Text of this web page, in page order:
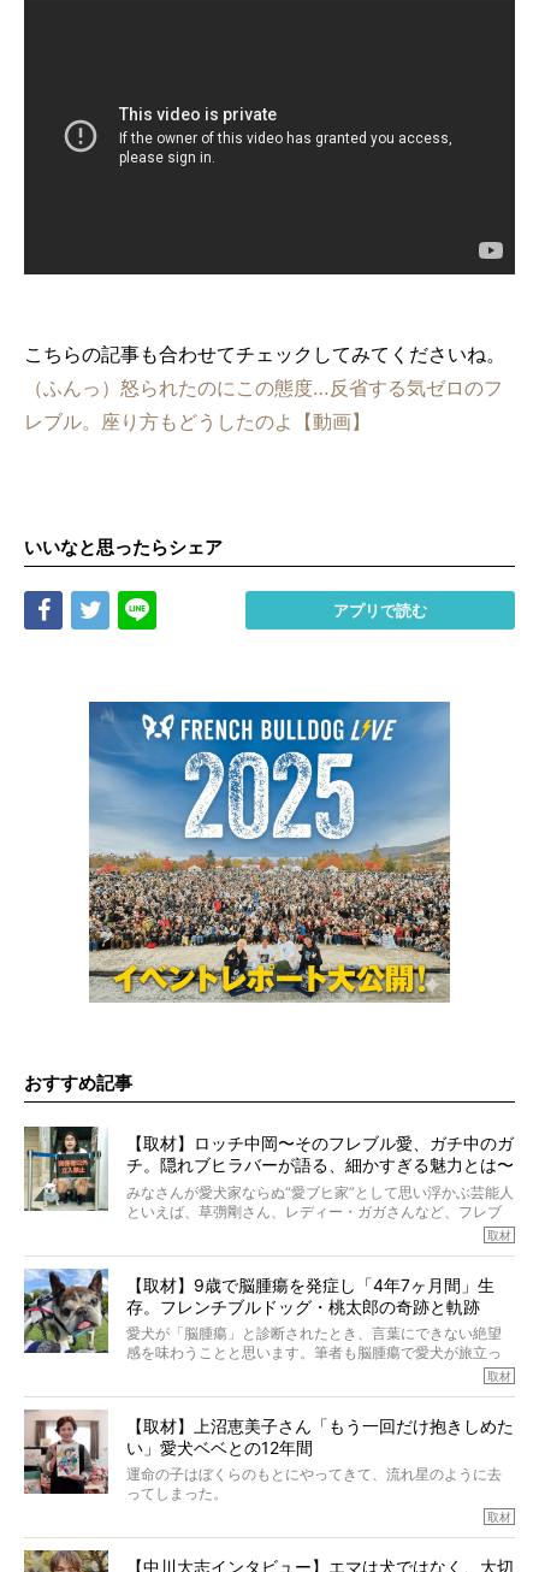
こちらの記事も合わせてチェックしてみてくださいね。
（ふんっ）怒られたのにこの態度…反省する気ゼロのフ
レブル。座り方もどうしたのよ【動画】
いいなと思ったらシェア
Share Tweet アプリで読む
おすすめ記事
【取材】ロッチ中岡〜そのフレブル愛、ガチ中のガ
チ。隠れブヒラバーが語る、細かすぎる魅力とは〜
【前編】
みなさんが愛犬家ならぬ“愛ブヒ家”として思い浮かぶ芸能人
といえば、草彅剛さん、レディー・ガガさんなど、フレブ
ルを飼っている方が多いと思います。が、ロッチ中岡さん
んのインスタグラムを覗くと、たくさんのフレブルアカウ
ントがフォローされていて、わが『FRENCH BULLDOG
LIFE』モデルのnicoやトーラスも、その中の一頭。
そんな中岡さんに、フレブルの魅力を語っていただきまし
た。そのブヒ愛っぷりは、思ってた以上！ ガチ中のガチ
取材
【取材】9歳で脳腫瘍を発症し「4年7ヶ月間」生
存。フレンチブルドッグ・桃太郎の奇跡と軌跡
愛犬が「脳腫瘍」と診断されたとき、言葉にできない絶望
感を味わうことと思います。筆者も脳腫瘍で愛犬が旅立っ
たひとり。だからこそ、どれほど厄介で困難な病気かを理
ところが、フレンチブルドッグの桃太郎は9歳で脳腫瘍を発
症し、なんと4年7ヶ月間も生き抜いたのです。旅立ったと
きの年齢は13歳と11ヶ月、レジェンド級のレジェンドでし
た。さらには、治療後3年間は一度も発作が起きなかったと
いいます。
この事実はフレンチブルドッグだけでなく、脳腫瘍と闘う
太郎のオーナーである佐藤さんご夫婦に、治療の選択やケ
取材
【取材】上沼恵美子さん「もう一回だけ抱きしめた
い」愛犬ベベとの12年間
運命の子はぼくらのもとにやってきて、流れ星のように去
ってしまった。
取材
【中川大志インタビュー】エマは犬ではなく、大切